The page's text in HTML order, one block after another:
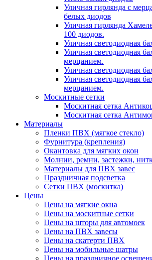
Уличная гирлянда с
белых диодов
Уличная гирлянда
100 диодов.
Уличная светодиодная
Уличная светодиодная
мерцанием.
Уличная светодиодная
Уличная светодиодная
мерцанием.
Москитные сетки
Москитная сетка
Москитная сетка
Материалы
Пленки ПВХ (мягкое стекло)
Фурнитура (крепления)
Окантовка для мягких окон
Молнии, ремни, застежки,
Материалы для ПВХ завес
Праздничная подсветка
Сетки ПВХ (москитка)
Цены
Цены на мягкие окна
Цены на москитные сетки
Цены на шторы для автомоек
Цены на ПВХ завесы
Цены на скатерти ПВХ
Цены на мобильные шатры
Цены на праздничное